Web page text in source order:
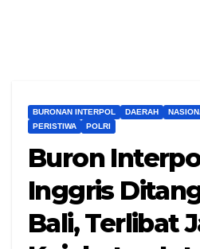
BURONAN INTERPOL DAERAH
PERISTIWA
POLRI
Buron
Inggris
Bali, Terlibat